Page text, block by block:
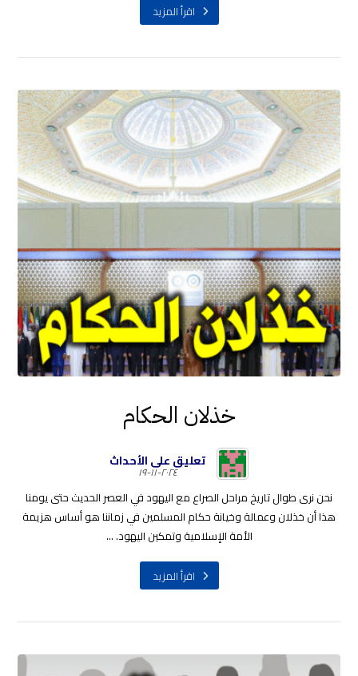
اقرأ المزيد
خذلان الحكام
تعليق على الأحداث
٢٠٢٤-١١-١٩
نحن نرى طوال تاريخ مراحل الصراع مع اليهود في العصر الحديث حتى يومنا
هذا أن خذلان وعمالة وخيانة حكام المسلمين في زماننا هو أساس هزيمة
الأمة الإسلامية وتمكين اليهود. ...
اقرأ المزيد